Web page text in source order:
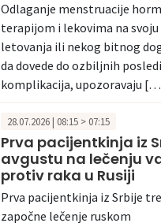
Odlaganje menstruacije
terapijom i lekovima na svoju
letovanja ili nekog bitnog
da dovede do ozbiljnih
komplikacija, upozoravaju
28.07.2026 | 08:15 > 07:15
Prva pacijentkinja iz
avgustu na lečenju
protiv raka u Rusiji
Prva pacijentkinja iz Srbije
započne lečenje ruskom